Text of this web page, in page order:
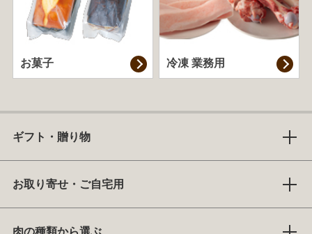
お菓子 冷凍 業務用
ギフト・贈り物
お取り寄せ・ご自宅用